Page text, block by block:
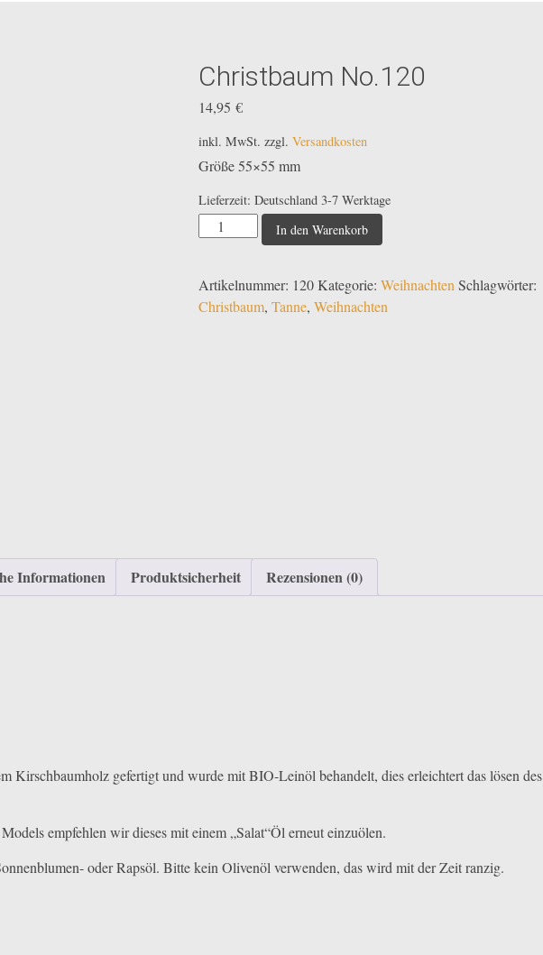
Christbaum No.120
14,95 €
inkl. MwSt. zzgl. Versandkosten
Größe 55×55 mm
Lieferzeit: Deutschland 3-7 Werktage
Christbaum
In den Warenkorb
Artikelnummer: 120 Kategorie: Weihnachten Schlagwörter:
Christbaum, Tanne, Weihnachten
Informationen Produktsicherheit Rezensionen (0)
Kirschbaumholz gefertigt und wurde mit BIO-Leinöl behandelt, dies erleichtert das lösen des
empfehlen wir dieses mit einem „Salat“Öl erneut einzuölen.
oder Rapsöl. Bitte kein Olivenöl verwenden, das wird mit der Zeit ranzig.